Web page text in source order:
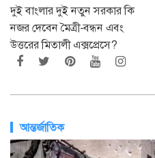
দুই বাংলার দুই নতুন সরকার কি
নজর দেবেন মৈত্রী-বন্ধন এবং
উত্তরের মিতালী এক্সপ্রেসে?
আন্তর্জাতিক